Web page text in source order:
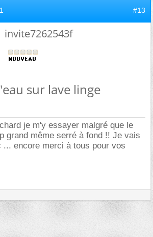
#13
invite7262543f
sur lave linge
je m'y essayer malgré que le
grand même serré à fond !! Je vais
... encore merci à tous pour vos